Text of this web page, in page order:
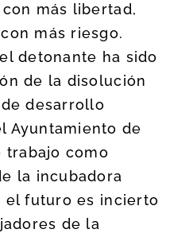
más libertad,
más riesgo.
detonante ha sido
de la disolución
desarrollo
Ayuntamiento de
trabajo como
la incubadora
el futuro es incierto
de la